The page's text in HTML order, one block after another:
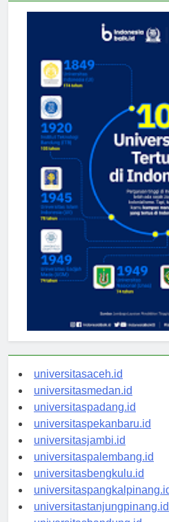
universitasaceh.id
universitasmedan.id
universitaspadang.id
universitaspekanbaru.id
universitasjambi.id
universitaspalembang.id
universitasbengkulu.id
universitaspangkalpinang.id
universitastanjungpinang.id